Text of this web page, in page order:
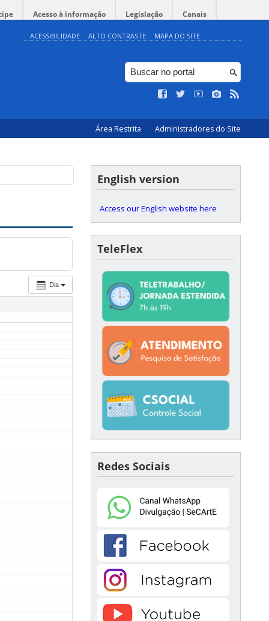
Acesso à informação Legislação Canais
ACESSIBILIDADE ALTO CONTRASTE MAPA DO SITE
Área Restrita Administradores do Site
Dia
English version
Access our English website here
TeleFlex
Redes Sociais